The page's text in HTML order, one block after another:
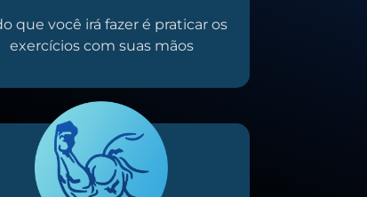
que você irá fazer é praticar os
exercícios com suas mãos